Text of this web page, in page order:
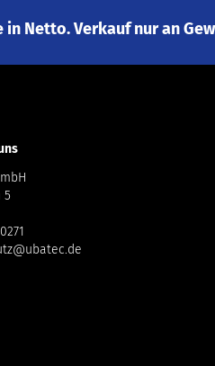
besuchen Sie bitte die
in Netto. Verkauf nur an
5